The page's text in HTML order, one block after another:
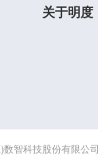
关于明度
智科技股份有限公司